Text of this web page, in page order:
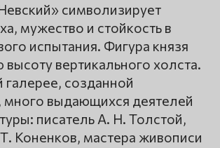
символизирует
мужество и стойкость в
испытания. Фигура князя
высоту вертикального холста.
галерее, созданной
выдающихся деятелей
писатель А. Н. Толстой,
Коненков, мастера живописи